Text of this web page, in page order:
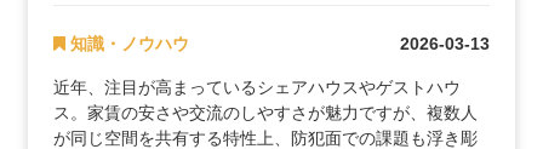
知識・ノウハウ 2026-03-13
近年、注目が高まっているシェアハウスやゲストハウ
ス。家賃の安さや交流のしやすさが魅力ですが、複数人
が同じ空間を共有する特性上、防犯面での課題も浮き彫